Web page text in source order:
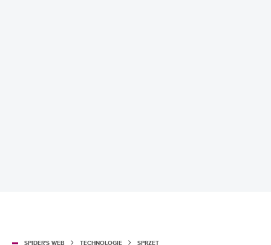
SPIDER'S WEB TECHNOLOGIE SPRZĘT